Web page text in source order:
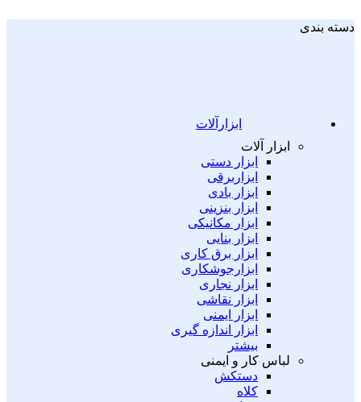
دسته بندی
ابزارآلات
ابزار آلات
ابزار دستی
ابزاربرقی
ابزار بادی
ابزار بنزینی
ابزار مکانیکی
ابزار بنایی
ابزار برق کاری
ابزارجوشکاری
ابزار نجاری
ابزار نقاشی
ابزار ایمنی
ابزار اندازه گیری
بیشتر
لباس کار و ایمنی
دستکش
کلاه